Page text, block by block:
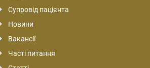
Супровід пацієнта
Новини
Вакансії
Часті питання